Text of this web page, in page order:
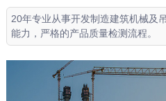
20年专业从事开发制造建筑机械及
能力，严格的产品质量检测流程。